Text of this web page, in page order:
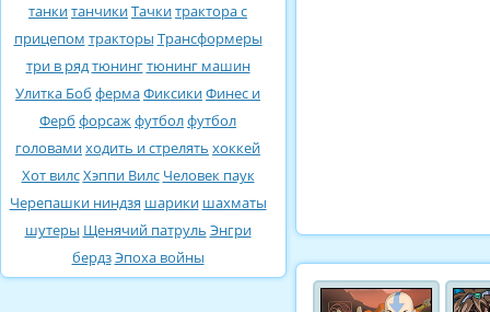
танкитанчикиТачкитрактора с
прицепом тракторы Трансформеры
три в рядтюнингтюнинг машин
Улитка Боб фермаФиксикиФинес и
Ферб форсажфутболфутбол
головамиходить и стрелять хоккей
Хот вилсХэппи Вилс Человек паук
Черепашки ниндзя шарики шахматы
шутеры Щенячий патруль Энгри
бердзЭпоха войны